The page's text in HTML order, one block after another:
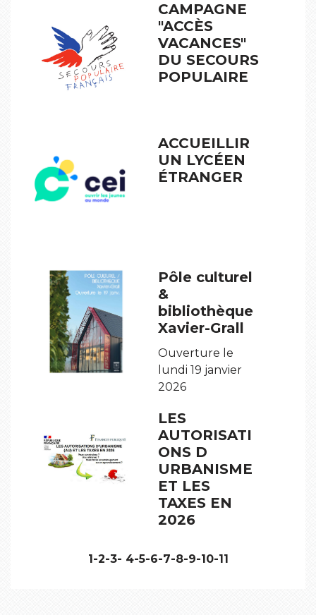
CAMPAGNE
"ACCÈS
VACANCES"
DU SECOURS
POPULAIRE
ACCUEILLIR
UN LYCÉEN
ÉTRANGER
Pôle culturel
&
bibliothèque
Xavier-Grall
Ouverture le
lundi 19 janvier
2026
LES
AUTORISATI
ONS D
URBANISME
ET LES
TAXES EN
2026
1-2-3- 4-5-6-7-8-9-10-11